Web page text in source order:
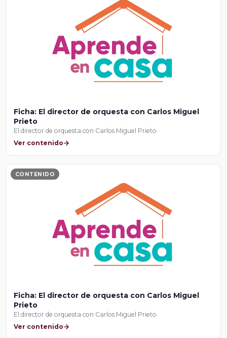
Ficha: El director de orquesta con Carlos Miguel
Prieto
El director de orquesta con Carlos Miguel Prieto
Ver contenido
CONTENIDO
Ficha: El director de orquesta con Carlos Miguel
Prieto
El director de orquesta con Carlos Miguel Prieto
Ver contenido